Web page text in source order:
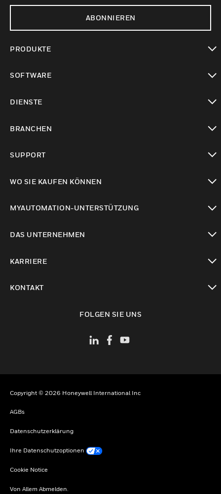
ABONNIEREN
PRODUKTE
SOFTWARE
DIENSTE
BRANCHEN
SUPPORT
WO SIE KAUFEN KÖNNEN
MYAUTOMATION-UNTERSTÜTZUNG
DAS UNTERNEHMEN
KARRIERE
KONTAKT
FOLGEN SIE UNS
Copyright © 2026 Honeywell International Inc
AGBs
Datenschutzerklärung
Ihre Datenschutzoptionen
Cookie Notice
Von Allem Abmelden.